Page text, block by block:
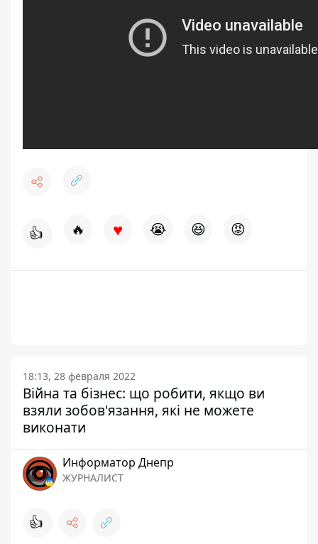
👍 🔥 ♥ 😭 😆 😡
18:13, 28 февраля 2022
Війна та бізнес: що робити, якщо ви
взяли зобов'язання, які не можете
виконати
Информатор Днепр
ЖУРНАЛИСТ
👍